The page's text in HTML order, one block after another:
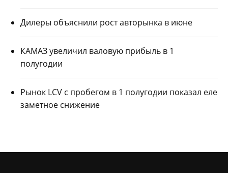
Дилеры объяснили рост авторынка в июне
КАМАЗ увеличил валовую прибыль в 1
полугодии
Рынок LCV с пробегом в 1 полугодии показал еле
заметное снижение